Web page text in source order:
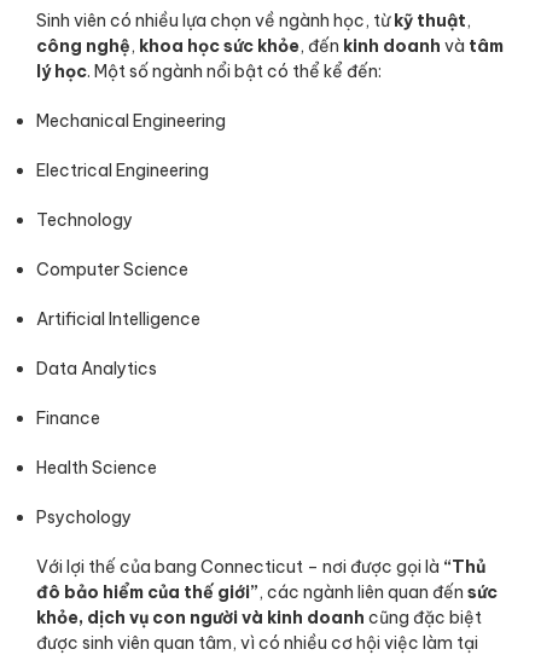
Sinh viên có nhiều lựa chọn về ngành học, từkỹ thuật,
công nghệ, khoa học sức khỏe, đến kinh doanh và tâm
lý học. Một số ngành nổi bật có thể kể đến:
Mechanical Engineering
Electrical Engineering
Technology
Computer Science
Artificial Intelligence
Data Analytics
Finance
Health Science
Psychology
Với lợi thế của bang Connecticut – nơi được gọi là “Thủ
đô bảo hiểm của thế giới”, các ngành liên quan đến sức
khỏe, dịch vụ con người và kinh doanh cũng đặc biệt
được sinh viên quan tâm, vì có nhiều cơ hội việc làm tại